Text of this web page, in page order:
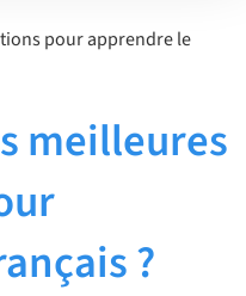
pour apprendre le
meilleures
?